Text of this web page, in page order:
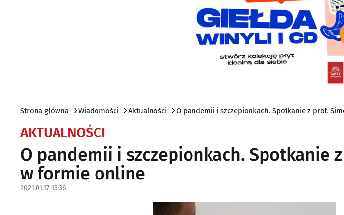
Strona główna Wiadomości Aktualności O pandemii i szczepionkach. Spotkanie z prof.
AKTUALNOŚCI
O pandemii i szczepionkach. Spotkanie
w formie online
2021.01.17 13:36